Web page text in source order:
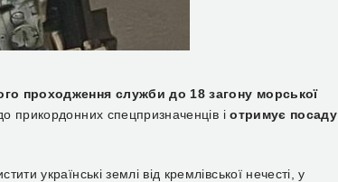
проходження служби до 18 загону морської
прикордонних спецпризначенців іотримує посаду
українські землі від кремлівської нечесті, у